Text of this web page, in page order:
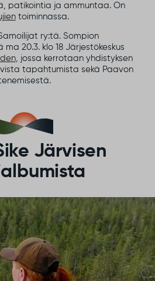
patikointia ja ammuntaa. On
toiminnassa.
ry:tä. Sompion
20.3. klo 18 Järjestökeskus
, jossa kerrotaan yhdistyksen
tapahtumista sekä Paavon
Järvisen